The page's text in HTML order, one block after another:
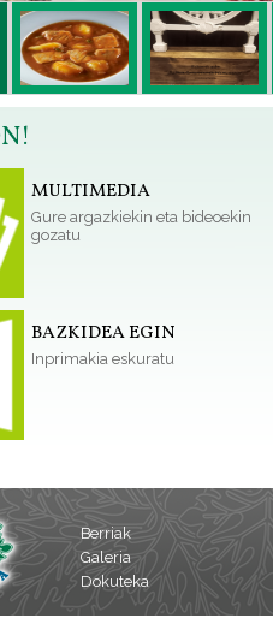
MULTIMEDIA
Gure argazkiekin eta bideoekin
gozatu
BAZKIDEA EGIN
Inprimakia eskuratu
Berriak
Galeria
Dokuteka